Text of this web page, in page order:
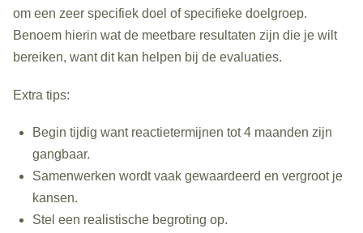
om een zeer specifiek doel of specifieke doelgroep.
Benoem hierin wat de meetbare resultaten zijn die je wilt
bereiken, want dit kan helpen bij de evaluaties.
Extra tips:
Begin tijdig want reactietermijnen tot 4 maanden zijn
gangbaar.
Samenwerken wordt vaak gewaardeerd en vergroot je
kansen.
Stel een realistische begroting op.